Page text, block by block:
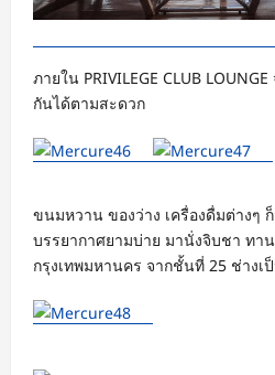
ภายใน PRIVILEGE CLUB
กันได้ตามสะดวก
ขนมหวาน ของว่าง เครื่องดื่มต่างๆ
บรรยากาศยามบ่าย มานั่งจิบชา ท
กรุงเทพมหานคร จากชั้นที่ 25 ช่างเ